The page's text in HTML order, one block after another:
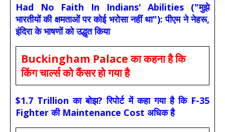
Had No Faith In Indians' Abilities ("मुझे
भारतीयों की क्षमताओं पर कोई भरोसा नहीं था"): पीएम ने नेहरू,
इंदिरा के भाषणों को उद्धृत किया
Buckingham Palace का कहना है कि
किंग चार्ल्स को कैंसर हो गया है
$1.7 Trillion का बोझ? रिपोर्ट में कहा गया है कि F-35
Fighter की Maintenance Cost अधिक है